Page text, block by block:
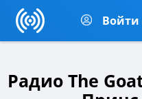
Войти
Радио The